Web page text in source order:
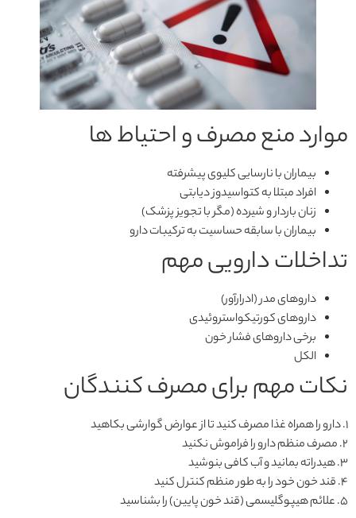
موارد منع مصرف و احتیاط ها
بیماران با نارسایی کلیوی پیشرفته
افراد مبتلا به کتواسیدوز دیابتی
زنان باردار و شیرده (مگر با تجویز پزشک)
بیماران با سابقه حساسیت به ترکیبات دارو
تداخلات دارویی مهم
داروهای مدر (ادرارآور)
داروهای کورتیکواستروئیدی
برخی داروهای فشار خون
الکل
نکات مهم برای مصرف کنندگان
۱. دارو را همراه غذا مصرف کنید تا از عوارض گوارشی بکاهید
۲. مصرف منظم دارو را فراموش نکنید
۳. هیدراته بمانید و آب کافی بنوشید
۴. قند خون خود را به طور منظم کنترل کنید
۵. علائم هیپوگلیسمی (قند خون پایین) را بشناسید